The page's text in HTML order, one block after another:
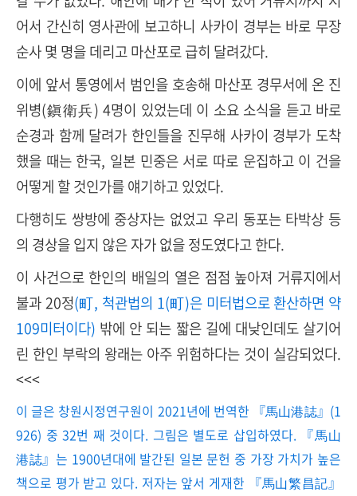
어서 간신히 영사관에 보고하니 사카이 경부는 바로 무장
순사 몇 명을 데리고 마산포로 급히 달려갔다.
이에 앞서 통영에서 범인을 호송해 마산포 경무서에 온 진
위병(鎭衛兵) 4명이 있었는데 이 소요 소식을 듣고 바로
순경과 함께 달려가 한인들을 진무해 사카이 경부가 도착
했을 때는 한국, 일본 민중은 서로 따로 운집하고 이 건을
어떻게 할 것인가를 얘기하고 있었다.
다행히도 쌍방에 중상자는 없었고 우리 동포는 타박상 등
의 경상을 입지 않은 자가 없을 정도였다고 한다.
이 사건으로 한인의 배일의 열은 점점 높아져 거류지에서
불과 20정(町, 척관법의 1(町)은 미터법으로 환산하면 약
109미터이다) 밖에 안 되는 짧은 길에 대낮인데도 살기어
린 한인 부락의 왕래는 아주 위험하다는 것이 실감되었다.
<<<
이 글은 창원시정연구원이 2021년에 번역한 『馬山港誌』(1
926) 중 32번 째 것이다. 그림은 별도로 삽입하였다. 『馬山
港誌』는 1900년대에 발간된 일본 문헌 중 가장 가치가 높은
책으로 평가 받고 있다. 저자는 앞서 게재한 『馬山繁昌記』